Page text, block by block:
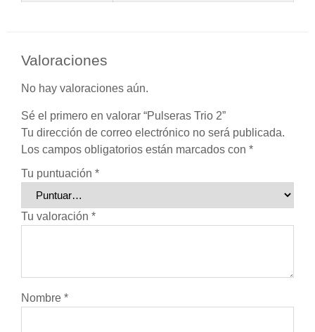
Valoraciones
No hay valoraciones aún.
Sé el primero en valorar “Pulseras Trio 2”
Tu dirección de correo electrónico no será publicada.
Los campos obligatorios están marcados con *
Tu puntuación *
Tu valoración *
Nombre *